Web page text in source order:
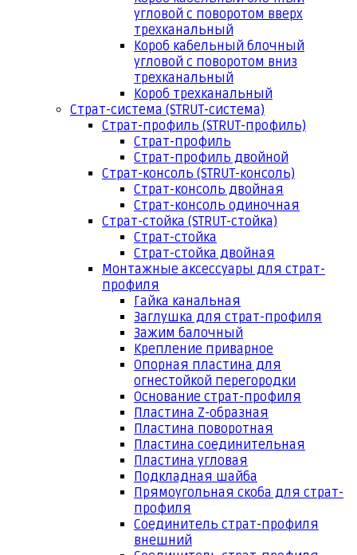
угловой с поворотом вверх
трехканальный
Короб кабельный блочный
угловой с поворотом вниз
трехканальный
Короб трехканальный
Страт-система (STRUT-система)
Страт-профиль (STRUT-профиль)
Страт-профиль
Страт-профиль двойной
Страт-консоль (STRUT-консоль)
Страт-консоль двойная
Страт-консоль одиночная
Страт-стойка (STRUT-стойка)
Страт-стойка
Страт-стойка двойная
Монтажные аксессуары для страт-
профиля
Гайка канальная
Заглушка для страт-профиля
Зажим балочный
Крепление приварное
Опорная пластина для
огнестойкой перегородки
Основание страт-профиля
Пластина Z-образная
Пластина поворотная
Пластина соединительная
Пластина угловая
Подкладная шайба
Прямоугольная скоба для страт-
профиля
Соединитель страт-профиля
внешний